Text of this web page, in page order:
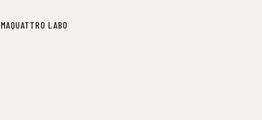
QUATTRO LABO